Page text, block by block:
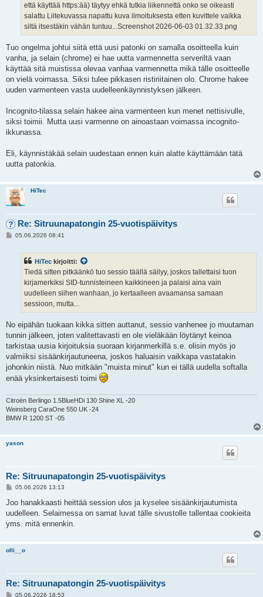
että käyttää https:ää) täytyy ehkä tutkia liikennettä onko se oikeasti
salattu Liitekuvassa napattu kuva ilmoituksesta etten kuvittele vaikka
siltä itsestäkin vähän tuntuu...Screenshot 2026-06-03 01.32.33.png
Tuo ongelma johtui siitä että uusi patonki on samalla osoitteella kuin
vanha, ja selain (chrome) ei hae uutta varmennetta serveriltä vaan
käyttää sitä muistissa olevaa vanhaa varmennetta mikä tälle osoitteelle
on vielä voimassa. Siksi tulee pikkasen ristiriitainen olo. Chrome hakee
uuden varmenteen vasta uudelleenkäynnistyksen jälkeen.
Incognito-tilassa selain hakee aina varmenteen kun menet nettisivulle,
siksi toimii. Mutta uusi varmenne on ainoastaan voimassa incognito-
ikkunassa.
Eli, käynnistäkää selain uudestaan ennen kuin alatte käyttämään tätä
uutta patonkia.
HiTec
Re: Sitruunapatongin 25-vuotispäivitys
V05.06.2026 08:41
HiTec kirjoitti:
Tiedä sitten pitkäänkö tuo sessio täällä säilyy, joskos tallettaisi tuon
kirjamerkiksi SID-tunnisteineen kaikkineen ja palaisi aina vain
uudelleen siihen wanhaan, jo kertaalleen avaamansa samaan
sessioon, mutta...
No eipähän tuokaan kikka sitten auttanut, sessio vanhenee jo muutaman
tunnin jälkeen, joten valitettavasti en ole vieläkään löytänyt keinoa
tarkistaa uusia kirjoituksia suoraan kirjanmerkillä s.e. olisin myös jo
valmiiksi sisäänkirjautuneena, joskos haluaisin vaikkapa vastatakin
johonkin niistä. Nuo mitkään "muista minut" kun ei tällä uudella softalla
enää yksinkertaisesti toimi
Citroën Berlingo 1.5BlueHDi 130 Shine XL -20
Weinsberg CaraOne 550 UK -24
BMW R 1200 ST -05
yason
Re: Sitruunapatongin 25-vuotispäivitys
V
e
t
i
05.06.2026 13:13
Joo hanakkaasti heittää session ulos ja kyselee sisäänkirjautumista
uudelleen. Selaimessa on samat luvat tälle sivustolle tallentaa cookieita
yms. mitä ennenkin.
olli__o
Re: Sitruunapatongin 25-vuotispäivitys
V05.06.2026 18:53